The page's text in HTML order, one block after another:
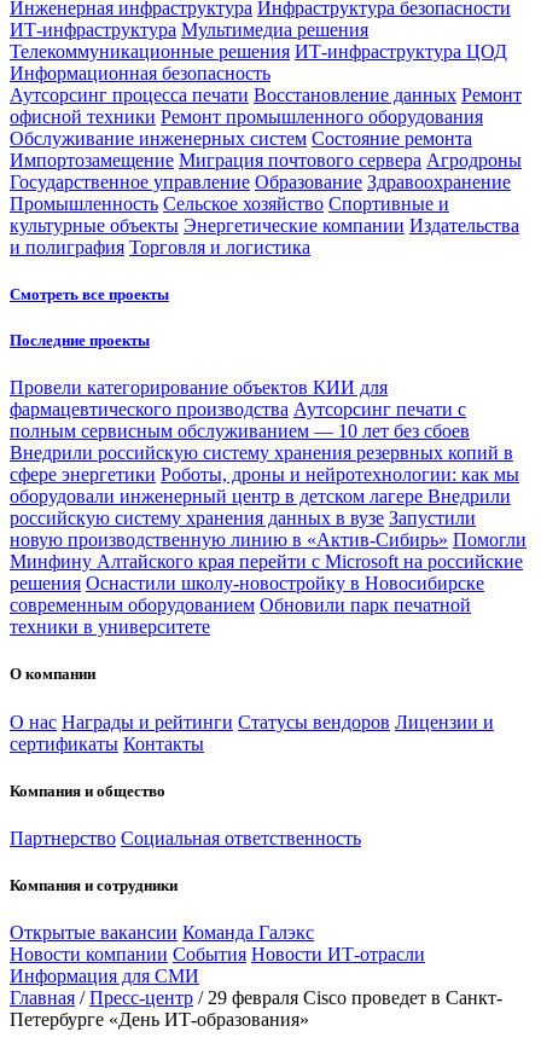
Инженерная инфраструктура Инфраструктура безопасности
ИТ-инфраструктура Мультимедиа решения
Телекоммуникационные решения ИТ-инфраструктура ЦОД
Информационная безопасность
Аутсорсинг процесса печати Восстановление данных Ремонт
офисной техники Ремонт промышленного оборудования
Обслуживание инженерных систем Состояние ремонта
Импортозамещение Миграция почтового сервера Агродроны
Государственное управление Образование Здравоохранение
Промышленность Сельское хозяйство Спортивные и
культурные объекты Энергетические компании Издательства
и полиграфия Торговля и логистика
Смотреть все проекты
Последние проекты
Провели категорирование объектов КИИ для
фармацевтического производства Аутсорсинг печати с
полным сервисным обслуживанием — 10 лет без сбоев
Внедрили российскую систему хранения резервных копий в
сфере энергетики Роботы, дроны и нейротехнологии: как мы
оборудовали инженерный центр в детском лагере Внедрили
российскую систему хранения данных в вузе Запустили
новую производственную линию в «Актив-Сибирь» Помогли
Минфину Алтайского края перейти с Microsoft на российские
решения Оснастили школу-новостройку в Новосибирске
современным оборудованием Обновили парк печатной
техники в университете
О компании
О нас Награды и рейтинги Статусы вендоров Лицензии и
сертификаты Контакты
Компания и общество
Партнерство Социальная ответственность
Компания и сотрудники
Открытые вакансии Команда Галэкс
Новости компании События Новости ИТ-отрасли
Информация для СМИ
Главная / Пресс-центр / 29 февраля Cisco проведет в Санкт-
Петербурге «День ИТ-образования»